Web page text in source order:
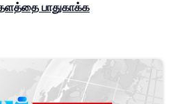
பாதுகாக்க